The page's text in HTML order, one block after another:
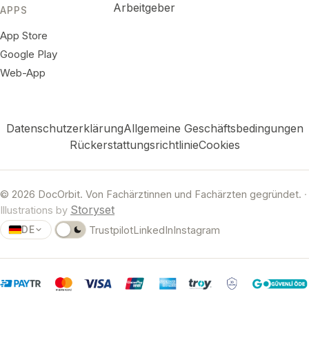
APPS
App Store
Google Play
Web-App
Arbeitgeber
DatenschutzerklärungAllgemeine Geschäftsbedingungen
RückerstattungsrichtlinieCookies
© 2026 DocOrbit. Von Fachärztinnen und Fachärzten gegründet. ·
Illustrations by Storyset
DE TrustpilotLinkedInInstagram